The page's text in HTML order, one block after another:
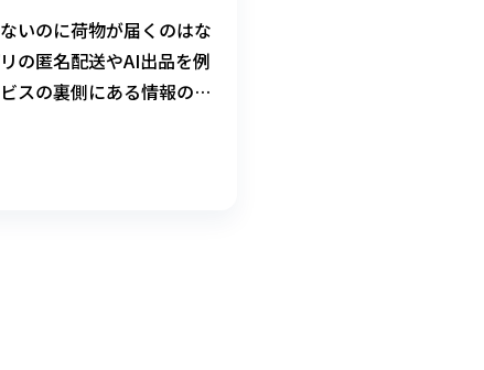
いのに荷物が届くのはな
の匿名配送やAI出品を例
スの裏側にある情報のし